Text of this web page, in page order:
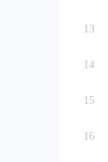
13
14
15
16